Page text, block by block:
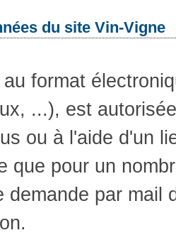
du site Vin-Vigne
format
...), est
ou à l'aide d'un
que pour un
demande par mail